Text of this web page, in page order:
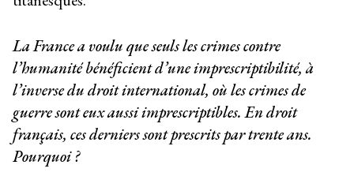
La France a voulu que seuls les crimes contre
l’humanité bénéficient d’une imprescriptibilité, à
l’inverse du droit international, où les crimes de
guerre sont eux aussi imprescriptibles. En droit
français, ces derniers sont prescrits par trente ans.
Pourquoi ?